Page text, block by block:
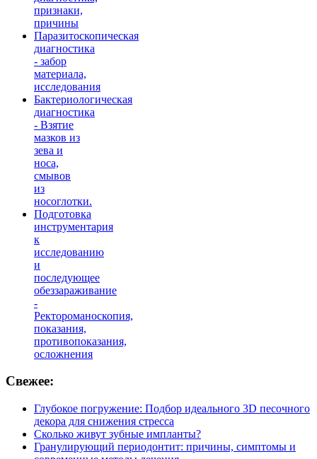
признаки,
причины
Паразитоскопическая
диагностика
- забор
материала,
исследования
Бактериологическая
диагностика
- Взятие
мазков из
зева и
носа,
смывов
из
носоглотки.
Подготовка
инструментария
к
исследованию
и
последующее
обеззараживание
-
Ректороманоскопия,
показания,
противопоказания,
осложнения
Свежее:
Глубокое погружение: Подбор идеального 3D песочного
декора для снижения стресса
Сколько живут зубные импланты?
Гранулирующий периодонтит: причины, симптомы и